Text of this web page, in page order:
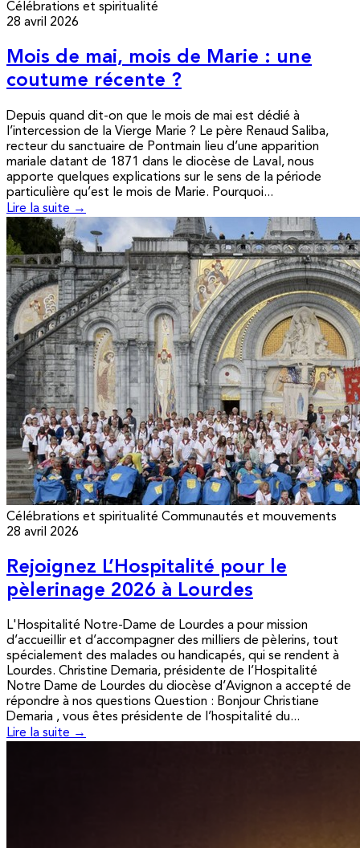
Célébrations et spiritualité
28 avril 2026
Mois de mai, mois de Marie : une
coutume récente ?
Depuis quand dit-on que le mois de mai est dédié à
l’intercession de la Vierge Marie ? Le père Renaud Saliba,
recteur du sanctuaire de Pontmain lieu d’une apparition
mariale datant de 1871 dans le diocèse de Laval, nous
apporte quelques explications sur le sens de la période
particulière qu’est le mois de Marie. Pourquoi...
Lire la suite →
Célébrations et spiritualité Communautés et mouvements
28 avril 2026
Rejoignez L’Hospitalité pour le
pèlerinage 2026 à Lourdes
L'Hospitalité Notre-Dame de Lourdes a pour mission
d’accueillir et d’accompagner des milliers de pèlerins, tout
spécialement des malades ou handicapés, qui se rendent à
Lourdes. Christine Demaria, présidente de l’Hospitalité
Notre Dame de Lourdes du diocèse d’Avignon a accepté de
répondre à nos questions Question : Bonjour Christiane
Demaria , vous êtes présidente de l’hospitalité du...
Lire la suite →